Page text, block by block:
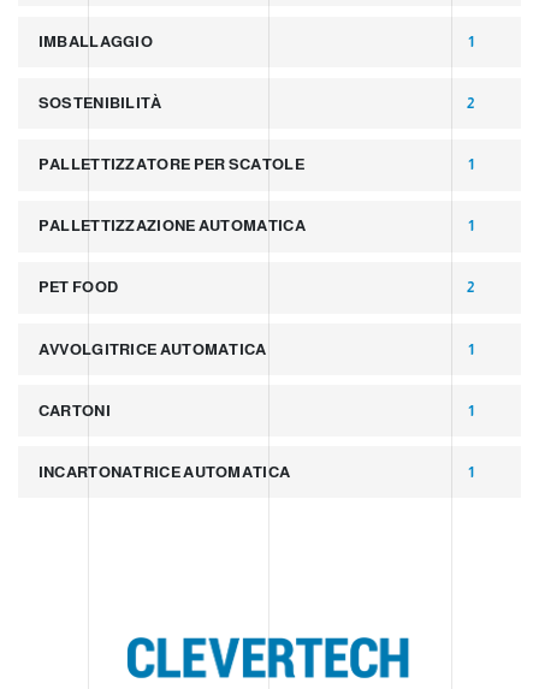
IMBALLAGGIO 1
SOSTENIBILITÀ 2
PALLETTIZZATORE PER SCATOLE 1
PALLETTIZZAZIONE AUTOMATICA 1
PET FOOD 2
AVVOLGITRICE AUTOMATICA 1
CARTONI 1
INCARTONATRICE AUTOMATICA 1